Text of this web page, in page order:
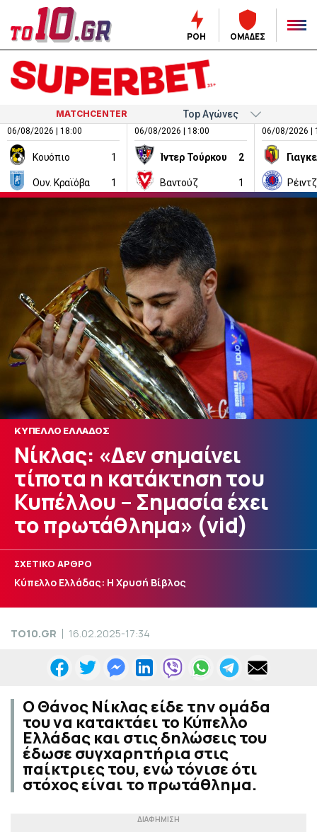
ΡΟΗ ΟΜΑΔΕΣ
MATCHCENTER
06/08/2026 | 18:00
Κουόπιο 1
Ουν. Κραϊόβα 1
06/08/2026 | 18:00
Ίντερ Τούρκου 2
Βαντούζ 1
06/08/2026 |
ΚΥΠΕΛΛΟ ΕΛΛΑΔΟΣ
Νίκλας: «Δεν σημαίνει
τίποτα η κατάκτηση του
Κυπέλλου – Σημασία έχει
το πρωτάθλημα» (vid)
ΣΧΕΤΙΚΟ ΑΡΘΡΟ
Κύπελλο Ελλάδας: Η Χρυσή Βίβλος
TO10.GR 16.02.2025-17:34
O Θάνος Νίκλας είδε την ομάδα
του να κατακτάει το Κύπελλο
Ελλάδας και στις δηλώσεις του
έδωσε συγχαρητήρια στις
παίκτριες του, ενώ τόνισε ότι
στόχος είναι το πρωτάθλημα.